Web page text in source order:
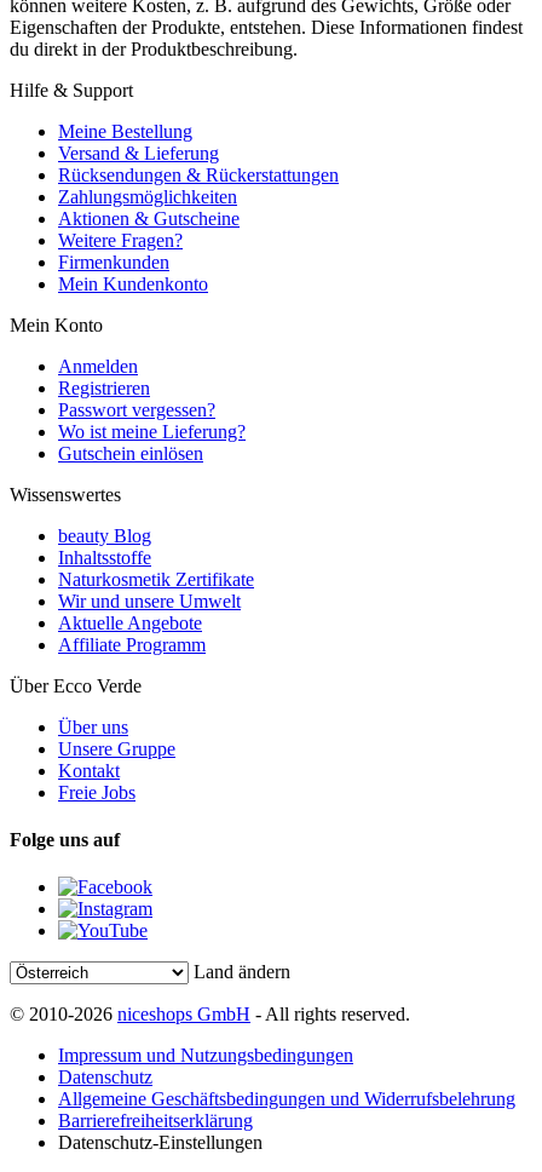
können weitere Kosten, z. B. aufgrund des Gewichts, Größe oder
Eigenschaften der Produkte, entstehen. Diese Informationen findest
du direkt in der Produktbeschreibung.
Hilfe & Support
Meine Bestellung
Versand & Lieferung
Rücksendungen & Rückerstattungen
Zahlungsmöglichkeiten
Aktionen & Gutscheine
Weitere Fragen?
Firmenkunden
Mein Kundenkonto
Mein Konto
Anmelden
Registrieren
Passwort vergessen?
Wo ist meine Lieferung?
Gutschein einlösen
Wissenswertes
beauty Blog
Inhaltsstoffe
Naturkosmetik Zertifikate
Wir und unsere Umwelt
Aktuelle Angebote
Affiliate Programm
Über Ecco Verde
Über uns
Unsere Gruppe
Kontakt
Freie Jobs
Folge uns auf
Land ändern
© 2010-2026 niceshops GmbH - All rights reserved.
Impressum und Nutzungsbedingungen
Datenschutz
Allgemeine Geschäftsbedingungen und Widerrufsbelehrung
Barrierefreiheitserklärung
Datenschutz-Einstellungen